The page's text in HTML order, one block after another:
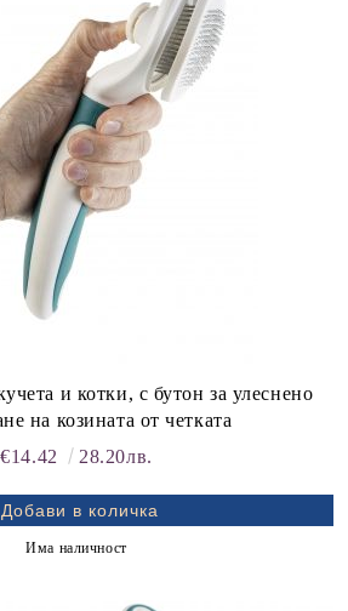
на козината от четката
€14.42
28.20лв.
Има наличност